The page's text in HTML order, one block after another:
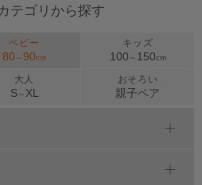
テゴリから探す
ベビー
80 ～90cm
キッズ
100 ～ 150cm
大人
S～ XL
おそろい
親子ペア